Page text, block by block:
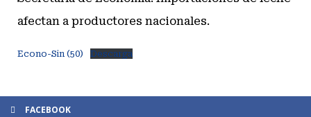
afectan a productores nacionales.
Econo-Sin (50) Descarga
FACEBOOK